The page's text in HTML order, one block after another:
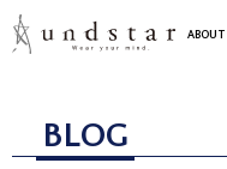
ABOUT
BLOG